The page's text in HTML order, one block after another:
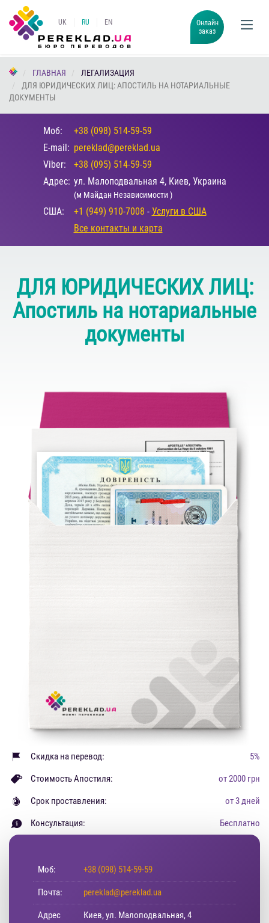
UK RU EN
Онлайн
заказ
ГЛАВНАЯ
ЛЕГАЛИЗАЦИЯ
ДЛЯ ЮРИДИЧЕСКИХ ЛИЦ: АПОСТИЛЬ НА НОТАРИАЛЬНЫЕ
ДОКУМЕНТЫ
Моб:
+38 (098) 514-59-59
E-mail: pereklad@pereklad.ua
Viber:
+38 (095) 514-59-59
Адрес: ул. Малоподвальная 4, Киев, Украина
(м Майдан Независимости )
США: +1 (949) 910-7008 - Услуги в США
Все контакты и карта
ДЛЯ ЮРИДИЧЕСКИХ ЛИЦ:
Апостиль на нотариальные
документы
Скидка на перевод: 5%
Стоимость Апостиля: от 2000 грн
Срок проставления: от 3 дней
Консультация: Бесплатно
Моб: +38 (098) 514-59-59
Почта: pereklad@pereklad.ua
Адрес Киев, ул. Малоподвальная, 4